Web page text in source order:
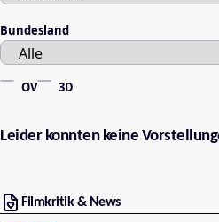
Bundesland
OV 3D
Leider konnten keine
Filmkritik & News